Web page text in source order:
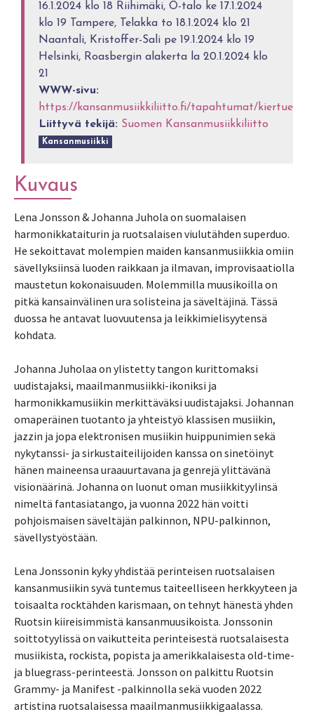
16.1.2024 klo 18 Riihimäki, Ö-talo ke 17.1.2024
klo 19 Tampere, Telakka to 18.1.2024 klo 21
Naantali, Kristoffer-Sali pe 19.1.2024 klo 19
Helsinki, Roasbergin alakerta la 20.1.2024 klo
21
WWW-sivu:
https://kansanmusiikkiliitto.fi/tapahtumat/kiertueet/
Liittyvä tekijä: Suomen Kansanmusiikkiliitto
Kansanmusiikki
Kuvaus
Lena Jonsson & Johanna Juhola on suomalaisen
harmonikkataiturin ja ruotsalaisen viulutähden superduo.
He sekoittavat molempien maiden kansanmusiikkia omiin
sävellyksiinsä luoden raikkaan ja ilmavan, improvisaatiolla
maustetun kokonaisuuden. Molemmilla muusikoilla on
pitkä kansainvälinen ura solisteina ja säveltäjinä. Tässä
duossa he antavat luovuutensa ja leikkimielisyytensä
kohdata.
Johanna Juholaa on ylistetty tangon kurittomaksi
uudistajaksi, maailmanmusiikki-ikoniksi ja
harmonikkamusiikin merkittäväksi uudistajaksi. Johannan
omaperäinen tuotanto ja yhteistyö klassisen musiikin,
jazzin ja jopa elektronisen musiikin huippunimien sekä
nykytanssi- ja sirkustaiteilijoiden kanssa on sinetöinyt
hänen maineensa uraauurtavana ja genrejä ylittävänä
visionäärinä. Johanna on luonut oman musiikkityylinsä
nimeltä fantasiatango, ja vuonna 2022 hän voitti
pohjoismaisen säveltäjän palkinnon, NPU-palkinnon,
sävellystyöstään.
Lena Jonssonin kyky yhdistää perinteisen ruotsalaisen
kansanmusiikin syvä tuntemus taiteelliseen herkkyyteen ja
toisaalta rocktähden karismaan, on tehnyt hänestä yhden
Ruotsin kiireisimmistä kansanmuusikoista. Jonssonin
soittotyylissä on vaikutteita perinteisestä ruotsalaisesta
musiikista, rockista, popista ja amerikkalaisesta old-time-
ja bluegrass-perinteestä. Jonsson on palkittu Ruotsin
Grammy- ja Manifest -palkinnolla sekä vuoden 2022
artistina ruotsalaisessa maailmanmusiikkigaalassa.